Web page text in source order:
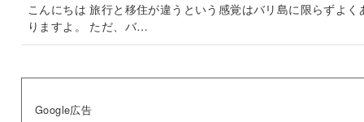
こんにちは 旅行と移住が違うという感覚はバリ島に限らずよく
りますよ。 ただ、バ…
Google広告